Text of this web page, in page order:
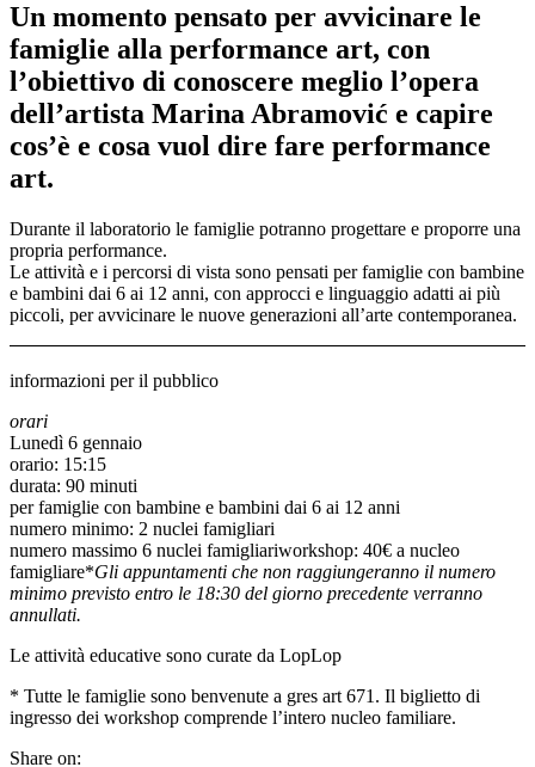
Un momento pensato per avvicinare le
famiglie alla performance art, con
l’obiettivo di conoscere meglio l’opera
dell’artista Marina Abramović e capire
cos’è e cosa vuol dire fare performance
art.
Durante il laboratorio le famiglie potranno progettare e proporre una
propria performance.
Le attività e i percorsi di vista sono pensati per famiglie con bambine
e bambini dai 6 ai 12 anni, con approcci e linguaggio adatti ai più
piccoli, per avvicinare le nuove generazioni all’arte contemporanea.
informazioni per il pubblico
orari
Lunedì 6 gennaio
orario: 15:15
durata: 90 minuti
per famiglie con bambine e bambini dai 6 ai 12 anni
numero minimo: 2 nuclei famigliari
numero massimo 6 nuclei famigliariworkshop: 40€ a nucleo
famigliare*Gli appuntamenti che non raggiungeranno il numero
minimo previsto entro le 18:30 del giorno precedente verranno
annullati.
Le attività educative sono curate da LopLop
* Tutte le famiglie sono benvenute a gres art 671. Il biglietto di
ingresso dei workshop comprende l’intero nucleo familiare.
Share on: